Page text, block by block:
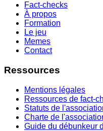
Fact-checks
À propos
Formation
Le jeu
Memes
Contact
Ressources
Mentions légales
Ressources de fact-
Statuts de
Charte de
Guide du débunkeur